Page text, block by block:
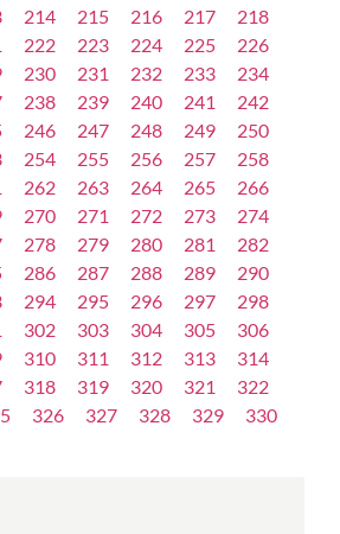
214 215 216 217
218
222 223 224 225
226
230 231 232 233
234
238 239 240 241
242
246 247 248 249
250
254 255 256 257
258
262 263 264 265
266
270 271 272 273
274
278 279 280 281
282
286 287 288 289
290
294 295 296 297
298
302 303 304 305
306
310 311 312 313
314
318 319 320 321
322
326 327 328 329 330